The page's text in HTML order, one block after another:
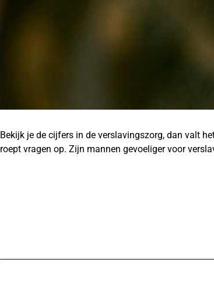
Bekijk je de cijfers in de verslavingszorg, dan valt
roept vragen op. Zijn mannen gevoeliger voor